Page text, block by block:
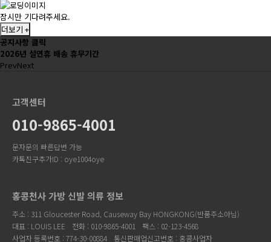
잠시만 기다려주세요.
더보기 +
공지사항 클릭
2026년 설연휴 배송 휴무기간
PrevNext
고객센터
010-9865-4001
문자문의 빠른답변 가능
카톡친구추가ID : oye1004oye
홍콩천사 가방 신발 의류 정보
주소 : 311 Gloucester Road, Causeway Bay HONGKONG(반품주소아님)
대표 : LOUIS LEE
전화 : 010-9865-4001
팩스 : 02-123-4568
사업자 등록번호 : 774-30-00884
통신판매업신고번호 : 홍콩사업자